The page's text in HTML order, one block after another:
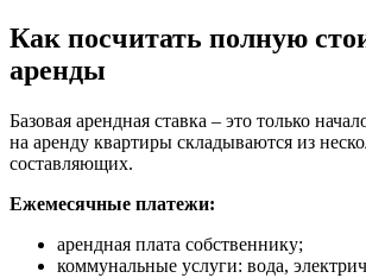
Как посчитать полную
аренды
Базовая арендная ставка – это только
на аренду квартиры складываются из
составляющих.
Ежемесячные платежи:
арендная плата собственнику;
коммунальные услуги: вода,